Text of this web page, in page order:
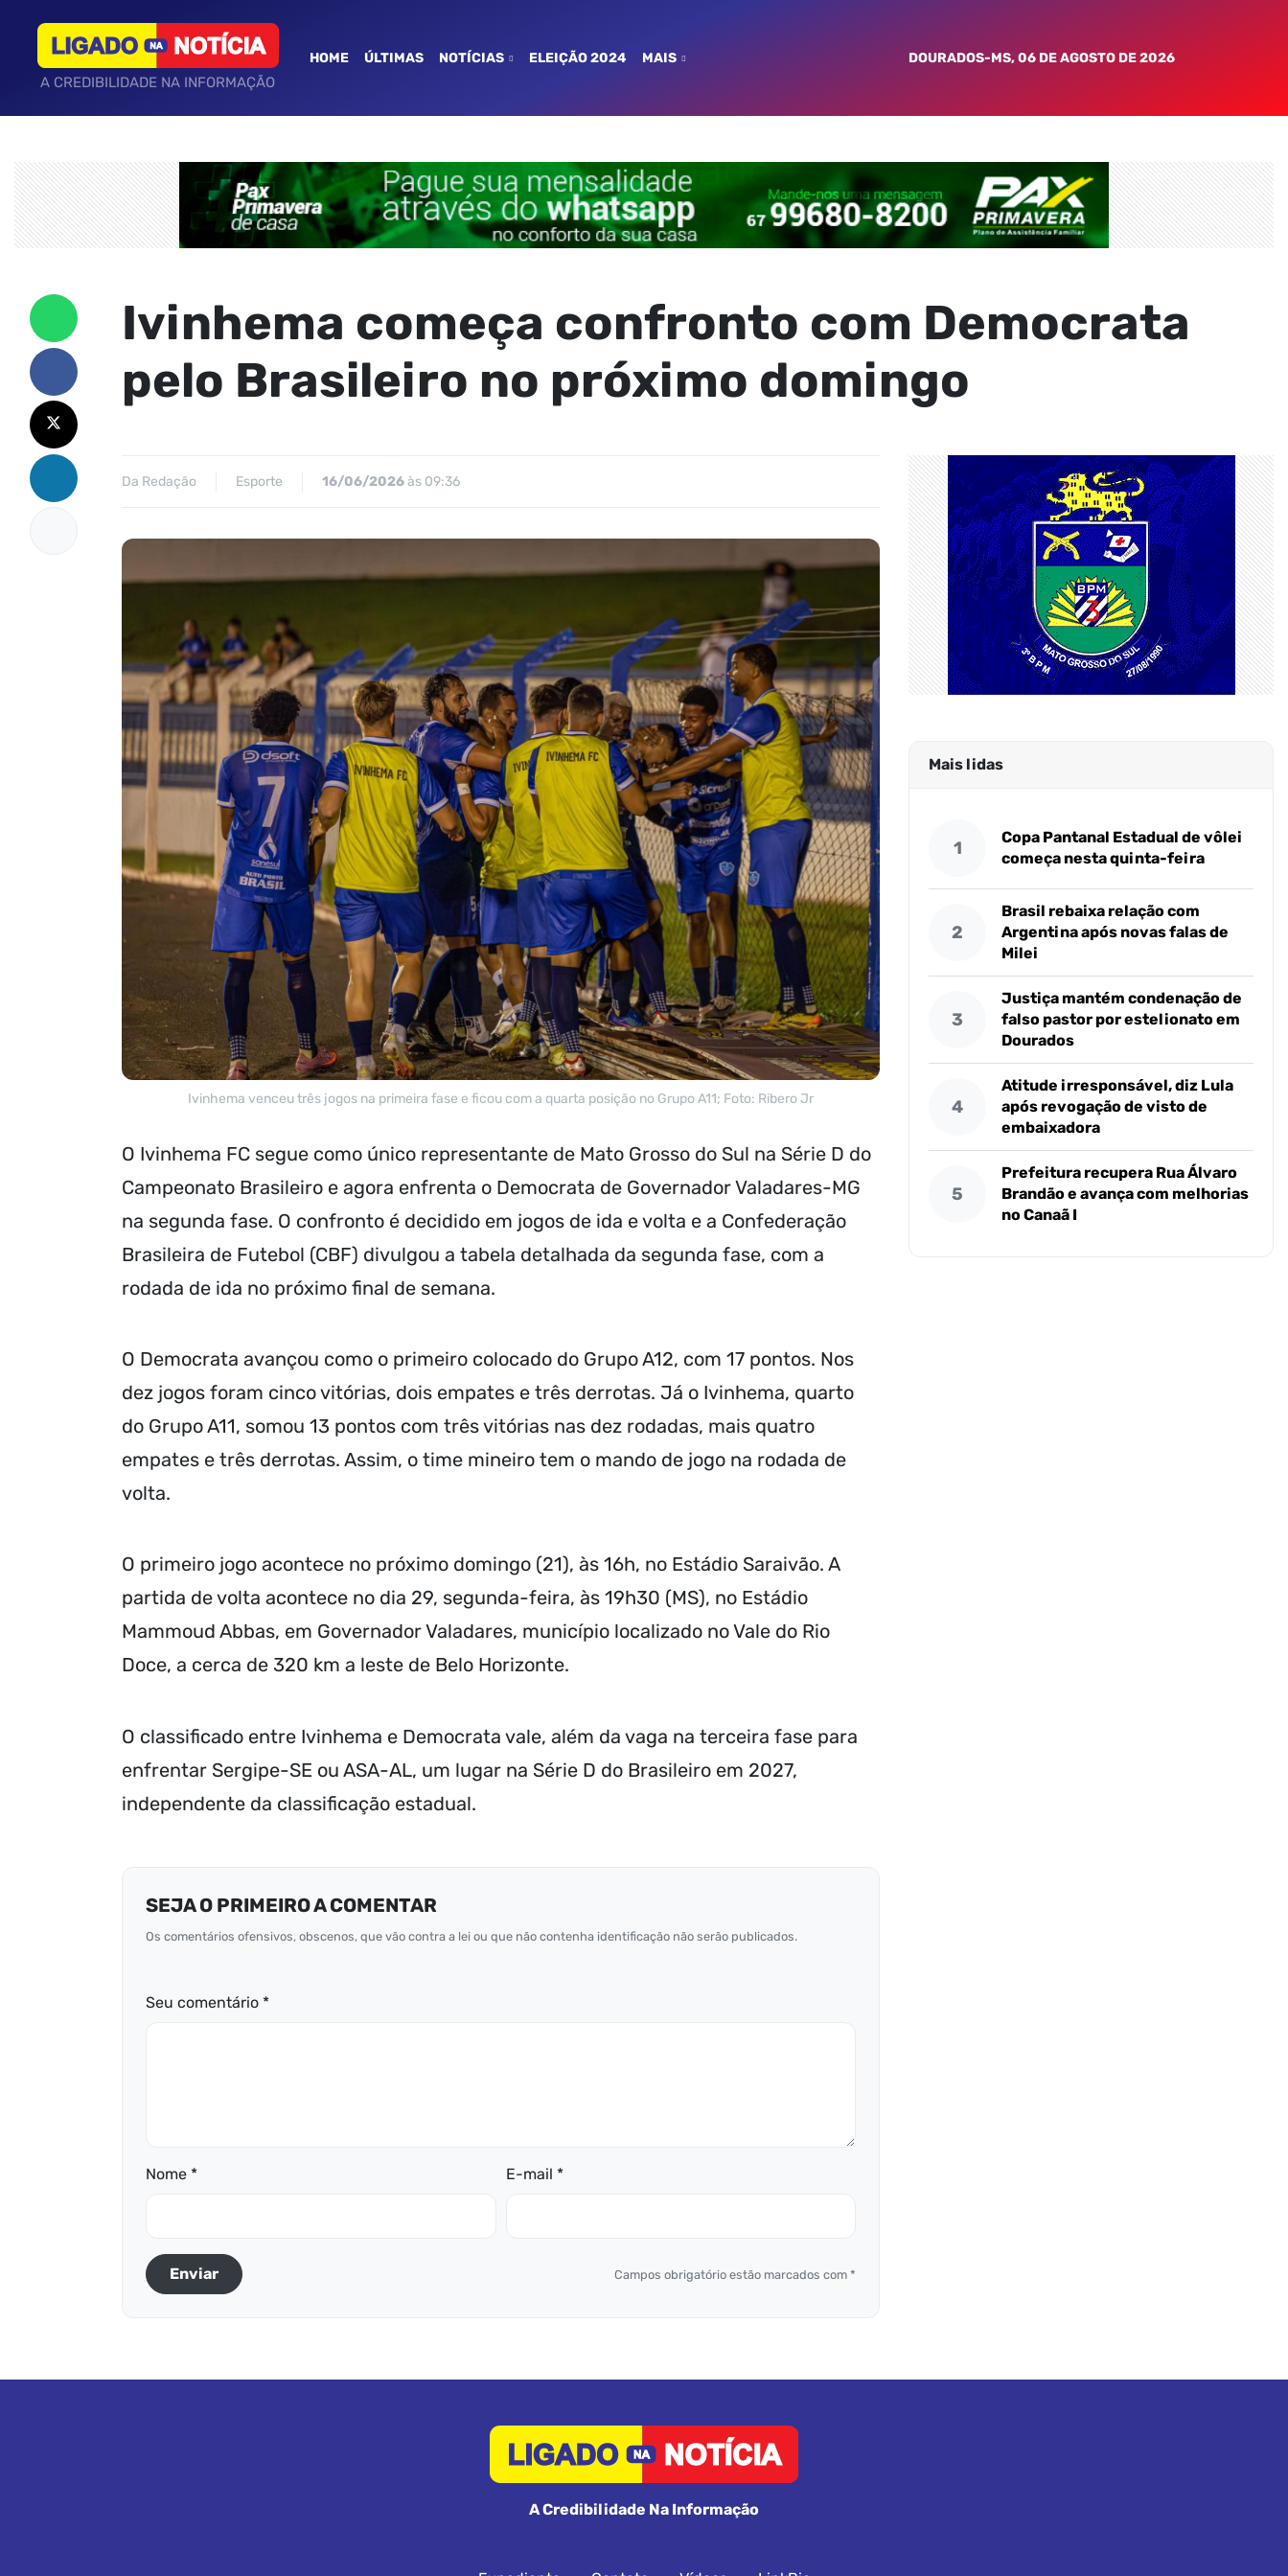
A CREDIBILIDADE NA INFORMAÇÃO
HOME ÚLTIMAS NOTÍCIAS ELEIÇÃO 2024 MAIS DOURADOS-MS, 06 DE AGOSTO DE 2026
Ivinhema começa confronto com Democrata
pelo Brasileiro no próximo domingo
Da Redação Esporte 16/06/2026às 09:36
Ivinhema venceu três jogos na primeira fase e ficou com a quarta posição no Grupo A11; Foto: Ribero Jr
O Ivinhema FC segue como único representante de Mato Grosso do Sul na Série D do
Campeonato Brasileiro e agora enfrenta o Democrata de Governador Valadares-MG
na segunda fase. O confronto é decidido em jogos de ida e volta e a Confederação
Brasileira de Futebol (CBF) divulgou a tabela detalhada da segunda fase, com a
rodada de ida no próximo final de semana.
O Democrata avançou como o primeiro colocado do Grupo A12, com 17 pontos. Nos
dez jogos foram cinco vitórias, dois empates e três derrotas. Já o Ivinhema, quarto
do Grupo A11, somou 13 pontos com três vitórias nas dez rodadas, mais quatro
empates e três derrotas. Assim, o time mineiro tem o mando de jogo na rodada de
volta.
O primeiro jogo acontece no próximo domingo (21), às 16h, no Estádio Saraivão. A
partida de volta acontece no dia 29, segunda-feira, às 19h30 (MS), no Estádio
Mammoud Abbas, em Governador Valadares, município localizado no Vale do Rio
Doce, a cerca de 320 km a leste de Belo Horizonte.
O classificado entre Ivinhema e Democrata vale, além da vaga na terceira fase para
enfrentar Sergipe-SE ou ASA-AL, um lugar na Série D do Brasileiro em 2027,
independente da classificação estadual.
SEJA O PRIMEIRO A COMENTAR
Os comentários ofensivos, obscenos, que vão contra a lei ou que não contenha identificação não serão publicados.
Seu comentário *
Nome * E-mail *
Enviar Campos obrigatório estão marcados com *
Mais lidas
1
Copa Pantanal Estadual de vôlei
começa nesta quinta-feira
2
Brasil rebaixa relação com
Argentina após novas falas de
Milei
3
Justiça mantém condenação de
falso pastor por estelionato em
Dourados
4
Atitude irresponsável, diz Lula
após revogação de visto de
embaixadora
5
Prefeitura recupera Rua Álvaro
Brandão e avança com melhorias
no Canaã I
A Credibilidade Na Informação